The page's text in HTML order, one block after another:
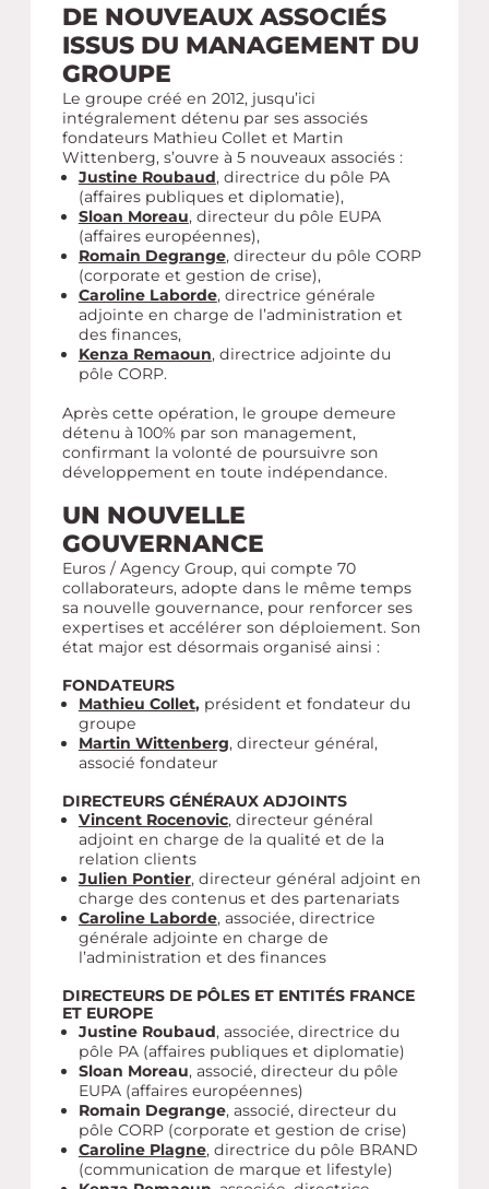
DE NOUVEAUX ASSOCIÉS
ISSUS DU MANAGEMENT DU
GROUPE
Le groupe créé en 2012, jusqu’ici
intégralement détenu par ses associés
fondateurs Mathieu Collet et Martin
Wittenberg, s’ouvre à 5 nouveaux associés :
Justine Roubaud, directrice du pôle PA
(affaires publiques et diplomatie),
Sloan Moreau, directeur du pôle EUPA
(affaires européennes),
Romain Degrange, directeur du pôle CORP
(corporate et gestion de crise),
Caroline Laborde, directrice générale
adjointe en charge de l’administration et
des finances,
Kenza Remaoun, directrice adjointe du
pôle CORP.
Après cette opération, le groupe demeure
détenu à 100% par son management,
confirmant la volonté de poursuivre son
développement en toute indépendance.
UN NOUVELLE
GOUVERNANCE
Euros / Agency Group, qui compte 70
collaborateurs, adopte dans le même temps
sa nouvelle gouvernance, pour renforcer ses
expertises et accélérer son déploiement. Son
état major est désormais organisé ainsi :
FONDATEURS
Mathieu Collet,président et fondateur du
groupe
Martin Wittenberg, directeur général,
associé fondateur
DIRECTEURS GÉNÉRAUX ADJOINTS
Vincent Rocenovic, directeur général
adjoint en charge de la qualité et de la
relation clients
Julien Pontier, directeur général adjoint en
charge des contenus et des partenariats
Caroline Laborde, associée, directrice
générale adjointe en charge de
l’administration et des finances
DIRECTEURS DE PÔLES ET ENTITÉS FRANCE
ET EUROPE
Justine Roubaud, associée, directrice du
pôle PA (affaires publiques et diplomatie)
Sloan Moreau, associé, directeur du pôle
EUPA (affaires européennes)
Romain Degrange, associé, directeur du
pôle CORP (corporate et gestion de crise)
Caroline Plagne, directrice du pôle BRAND
(communication de marque et lifestyle)